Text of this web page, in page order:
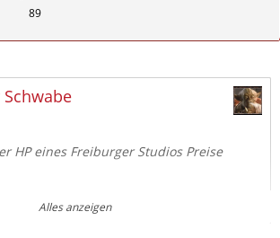
89
HP eines Freiburger Studios Preise
50 €, halbe Stunde 100 €, Stunde 150 €
Alles anzeigen
Zitieren